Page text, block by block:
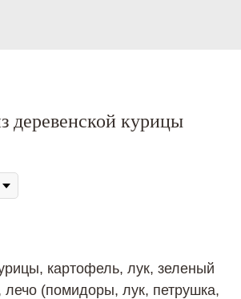
деревенской курицы
картофель, лук, зеленый
лечо (помидоры, лук, петрушка,